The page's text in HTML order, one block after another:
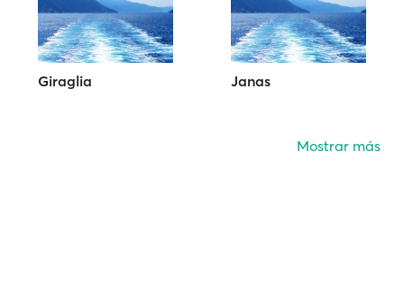
Giraglia Janas
Mostrar más